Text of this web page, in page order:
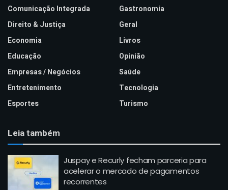
Comunicação Integrada
Direito & Justiça
Economia
Educação
Empresas / Negócios
Entretenimento
Esportes
Gastronomia
Geral
Livros
Opinião
Saúde
Tecnologia
Turismo
Leia também
Juspay e Recurly fecham parceria para
acelerar o mercado de pagamentos
recorrentes